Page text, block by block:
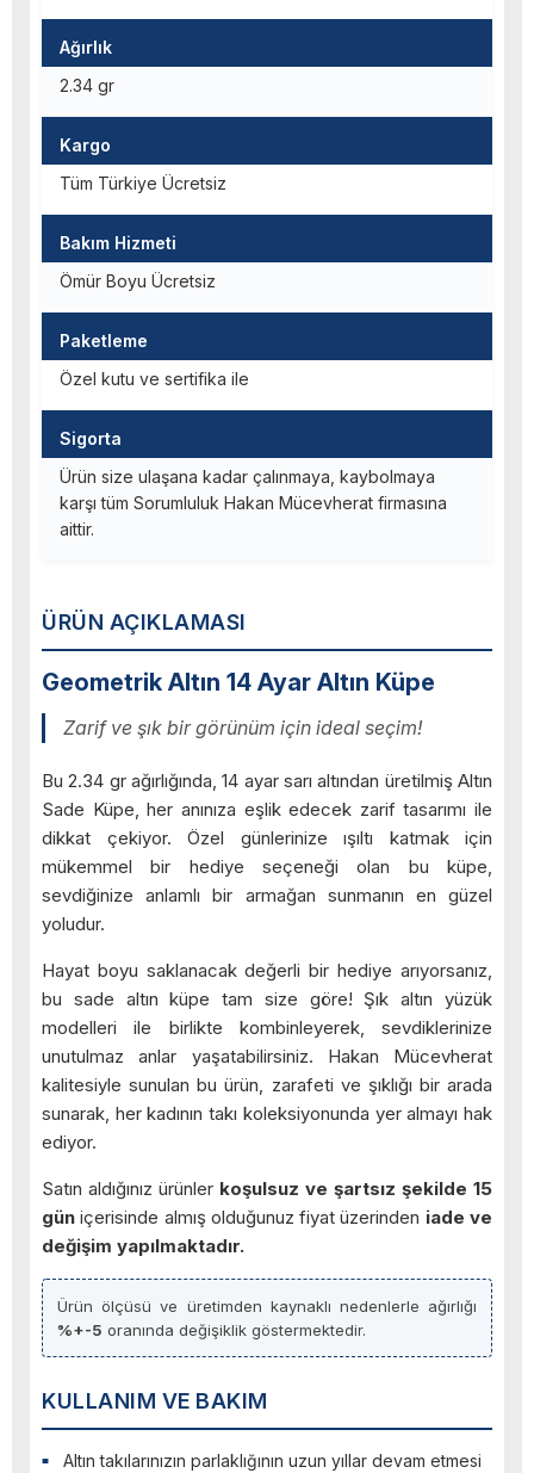
ÜRÜN AÇIKLAMASI
Geometrik Altın 14 Ayar Altın Küpe
Zarif ve şık bir görünüm için ideal seçim!
Bu 2.34 gr ağırlığında, 14 ayar sarı altından üretilmiş Altın
Sade Küpe, her anınıza eşlik edecek zarif tasarımı ile
dikkat çekiyor. Özel günlerinize ışıltı katmak için
mükemmel bir hediye seçeneği olan bu küpe,
sevdiğinize anlamlı bir armağan sunmanın en güzel
yoludur.
Hayat boyu saklanacak değerli bir hediye arıyorsanız,
bu sade altın küpe tam size göre! Şık altın yüzük
modelleri ile birlikte kombinleyerek, sevdiklerinize
unutulmaz anlar yaşatabilirsiniz. Hakan Mücevherat
kalitesiyle sunulan bu ürün, zarafeti ve şıklığı bir arada
sunarak, her kadının takı koleksiyonunda yer almayı hak
ediyor.
Satın aldığınız ürünler koşulsuz ve şartsız şekilde 15
gün içerisinde almış olduğunuz fiyat üzerinden iade ve
değişim yapılmaktadır.
Ürün ölçüsü ve üretimden kaynaklı nedenlerle ağırlığı
%+-5 oranında değişiklik göstermektedir.
Ağırlık
2.34 gr
Kargo
Tüm Türkiye Ücretsiz
Bakım Hizmeti
Ömür Boyu Ücretsiz
Paketleme
Özel kutu ve sertifika ile
Sigorta
Ürün size ulaşana kadar çalınmaya, kaybolmaya
karşı tüm Sorumluluk Hakan Mücevherat firmasına
aittir.
KULLANIM VE BAKIM
Altın takılarınızın parlaklığının uzun yıllar devam etmesi